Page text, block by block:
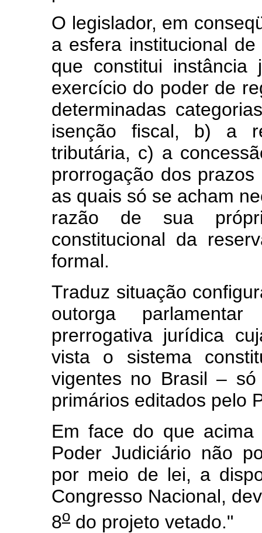
O legislador, em
a esfera institucional
que constitui instância
exercício do poder de
determinadas
isenção fiscal, b) a
tributária, c) a
prorrogação dos
as quais só se acham
razão de sua
constitucional da
formal.
Traduz situação
outorga
prerrogativa jurídica
vista o sistema
vigentes no Brasil –
primários editados pelo
Em face do que
Poder Judiciário não
por meio de lei, a
Congresso Nacional,
8o do projeto vetado."